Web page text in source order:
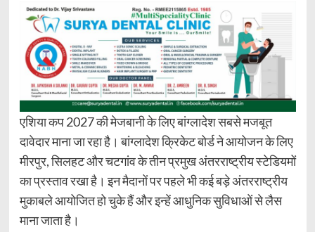
एशिया कप 2027 की मेजबानी के लिए बांग्लादेश सबसे मजबूत
दावेदार माना जा रहा है। बांग्लादेश क्रिकेट बोर्ड ने आयोजन के लिए
मीरपुर, सिलहट और चटगांव के तीन प्रमुख अंतरराष्ट्रीय स्टेडियमों
का प्रस्ताव रखा है। इन मैदानों पर पहले भी कई बड़े अंतरराष्ट्रीय
मुकाबले आयोजित हो चुके हैं और इन्हें आधुनिक सुविधाओं से लैस
माना जाता है।